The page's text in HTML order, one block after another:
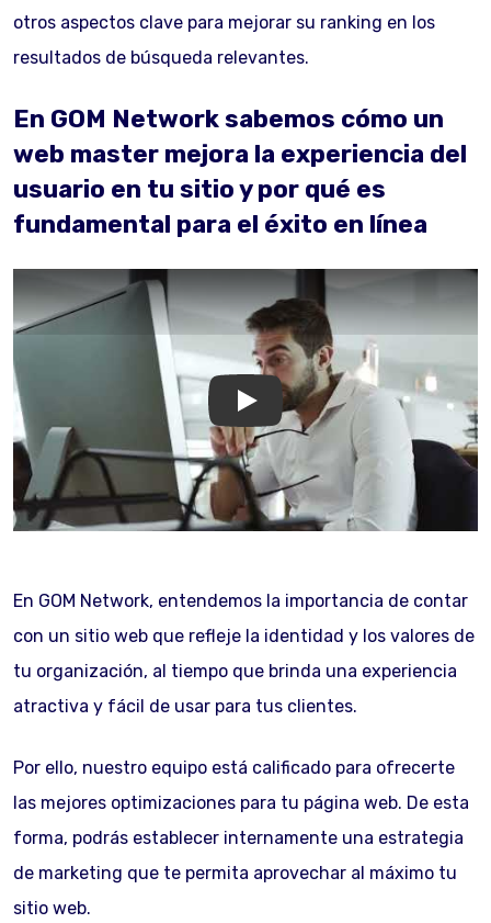
otros aspectos clave para mejorar su ranking en los
resultados de búsqueda relevantes.
En GOM Network sabemos cómo un
web master mejora la experiencia del
usuario en tu sitio y por qué es
fundamental para el éxito en línea
GOM Network
En GOM Network, entendemos la importancia de contar
con un sitio web que refleje la identidad y los valores de
tu organización, al tiempo que brinda una experiencia
atractiva y fácil de usar para tus clientes.
Por ello, nuestro equipo está calificado para ofrecerte
las mejores optimizaciones para tu página web. De esta
forma, podrás establecer internamente una estrategia
de marketing que te permita aprovechar al máximo tu
sitio web.